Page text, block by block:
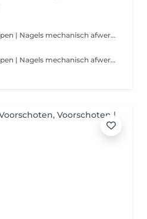
Hygiëne spray | Nagels knippen | Nagels mechanisch afwerken | Nagel omgeving reinigen | Eelt, likdoorns en kloven verwijderen | Eelt mechanisch afwerken | Voeten crème
Hygiëne spray | Nagels knippen | Nagels mechanisch afwerken | Nagel omgeving reinigen | Eelt, likdoorns en kloven verwijderen | Eelt mechanisch afwerken | Gelpolish | Voeten crème